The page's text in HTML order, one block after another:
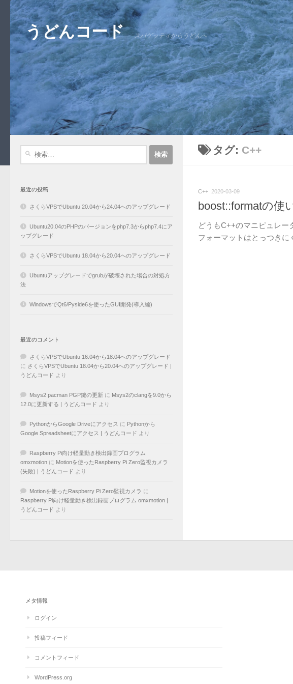
コンテンツへスキップ
うどんコード スパゲッティからうどんへ
タグ: C++
C++ 2020-03-09
boost::formatの使
どうもC++のマニピュレー
フォーマットはとっつきに
最近の投稿
さくらVPSでUbuntu 20.04から24.04へのアップグレード
Ubuntu20.04のPHPのバージョンをphp7.3からphp7.4にア
ップグレード
さくらVPSでUbuntu 18.04から20.04へのアップグレード
Ubuntuアップグレードでgrubが破壊された場合の対処方
法
WindowsでQt6/Pyside6を使ったGUI開発(導入編)
最近のコメント
さくらVPSでUbuntu 16.04から18.04へのアップグレード
に さくらVPSでUbuntu 18.04から20.04へのアップグレード |
うどんコード より
Msys2 pacman PGP鍵の更新 に Msys2のclangを9.0から
12.0に更新する | うどんコード より
PythonからGoogle Driveにアクセス に Pythonから
Google Spreadsheetにアクセス | うどんコード より
Raspberry Pi向け軽量動き検出録画プログラム
omxmotion に Motionを使ったRaspberry Pi Zero監視カメラ
(失敗) | うどんコード より
Motionを使ったRaspberry Pi Zero監視カメラ に
Raspberry Pi向け軽量動き検出録画プログラム omxmotion |
うどんコード より
メタ情報
ログイン
投稿フィード
コメントフィード
WordPress.org